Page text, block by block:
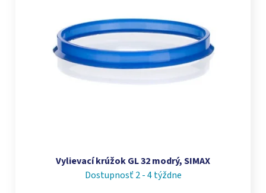
Vylievací krúžok GL 32 modrý, SIMAX
Dostupnosť 2 - 4 týždne